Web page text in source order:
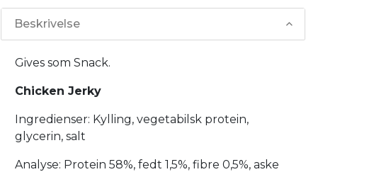
Beskrivelse
Gives som Snack.
Chicken Jerky
Ingredienser: Kylling, vegetabilsk protein,
glycerin, salt
Analyse: Protein 58%, fedt 1,5%, fibre 0,5%, aske